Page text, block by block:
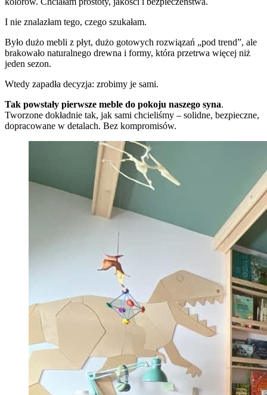
I nie znalazłam tego, czego szukałam.
Było dużo mebli z płyt, dużo gotowych rozwiązań „pod trend”, ale
brakowało naturalnego drewna i formy, która przetrwa więcej niż
jeden sezon.
Wtedy zapadła decyzja: zrobimy je sami.
Tak powstały pierwsze meble do pokoju naszego syna.
Tworzone dokładnie tak, jak sami chcieliśmy – solidne, bezpieczne,
dopracowane w detalach. Bez kompromisów.